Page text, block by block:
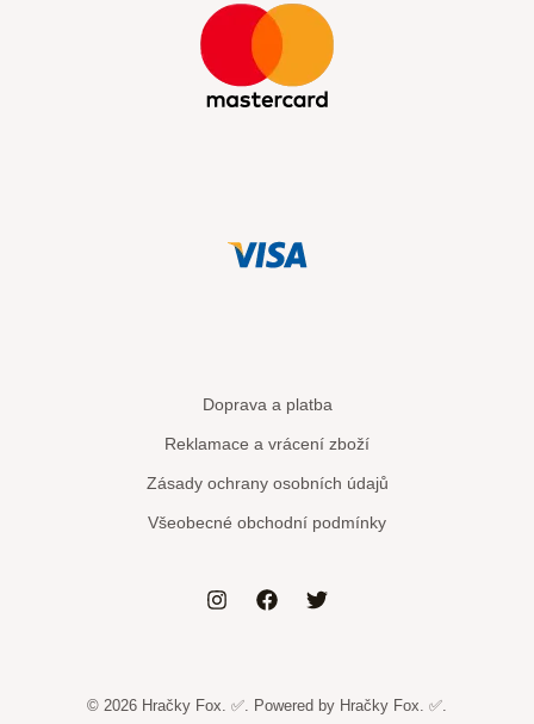
Doprava a platba
Reklamace a vrácení zboží
Zásady ochrany osobních údajů
Všeobecné obchodní podmínky
© 2026 Hračky Fox. ✅. Powered by Hračky Fox. ✅.